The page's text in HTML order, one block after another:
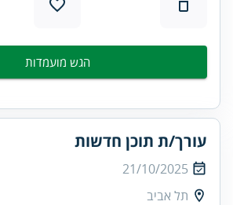
הגש מועמדות
עורך/ת תוכן חדשות
21/10/2025
תל אביב